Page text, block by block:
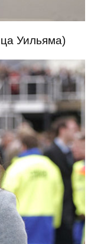
Уильяма)